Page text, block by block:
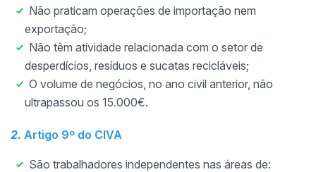
Não praticam operações de importação nem
exportação;
Não têm atividade relacionada com o setor de
desperdícios, resíduos e sucatas recicláveis;
O volume de negócios, no ano civil anterior, não
ultrapassou os 15.000€.
2. Artigo 9º do CIVA
São trabalhadores independentes nas áreas de: